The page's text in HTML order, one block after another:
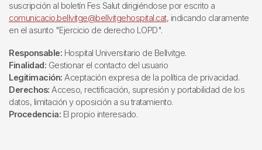
suscripción al boletín Fes Salut dirigiéndose por escrito a
comunicacio.bellvitge@bellvitgehospital.cat, indicando claramente
en el asunto "Ejercicio de derecho LOPD".
Responsable: Hospital Universitario de Bellvitge.
Finalidad: Gestionar el contacto del usuario
Legitimación: Aceptación expresa de la política de privacidad.
Derechos: Acceso, rectificación, supresión y portabilidad de los
datos, limitación y oposición a su tratamiento.
Procedencia: El propio interesado.